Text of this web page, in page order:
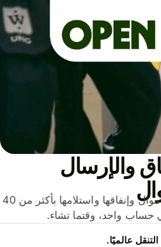
والإرسال
وفّر المال عند إرسال الأموال وإنفاقها واستلامها بأكثر من 40
واحد، وقتما تشاء.
عالميًا.